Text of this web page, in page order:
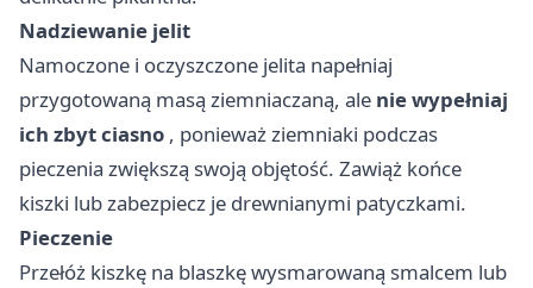
Nadziewanie jelit
Namoczone i oczyszczone jelita napełniaj
przygotowaną masą ziemniaczaną, ale nie wypełniaj
ich zbyt ciasno , ponieważ ziemniaki podczas
pieczenia zwiększą swoją objętość. Zawiąż końce
kiszki lub zabezpiecz je drewnianymi patyczkami.
Pieczenie
Przełóż kiszkę na blaszkę wysmarowaną smalcem lub